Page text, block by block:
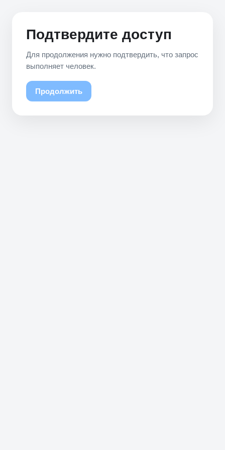
Подтвердите доступ
Для продолжения нужно подтвердить, что запрос
выполняет человек.
Продолжить